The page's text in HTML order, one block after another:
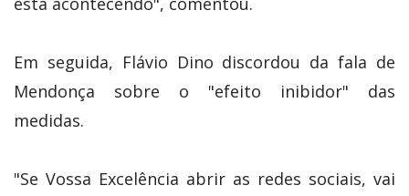
Em seguida, Flávio Dino discordou da fala de
Mendonça sobre o "efeito inibidor" das
medidas.
"Se Vossa Excelência abrir as redes sociais, vai